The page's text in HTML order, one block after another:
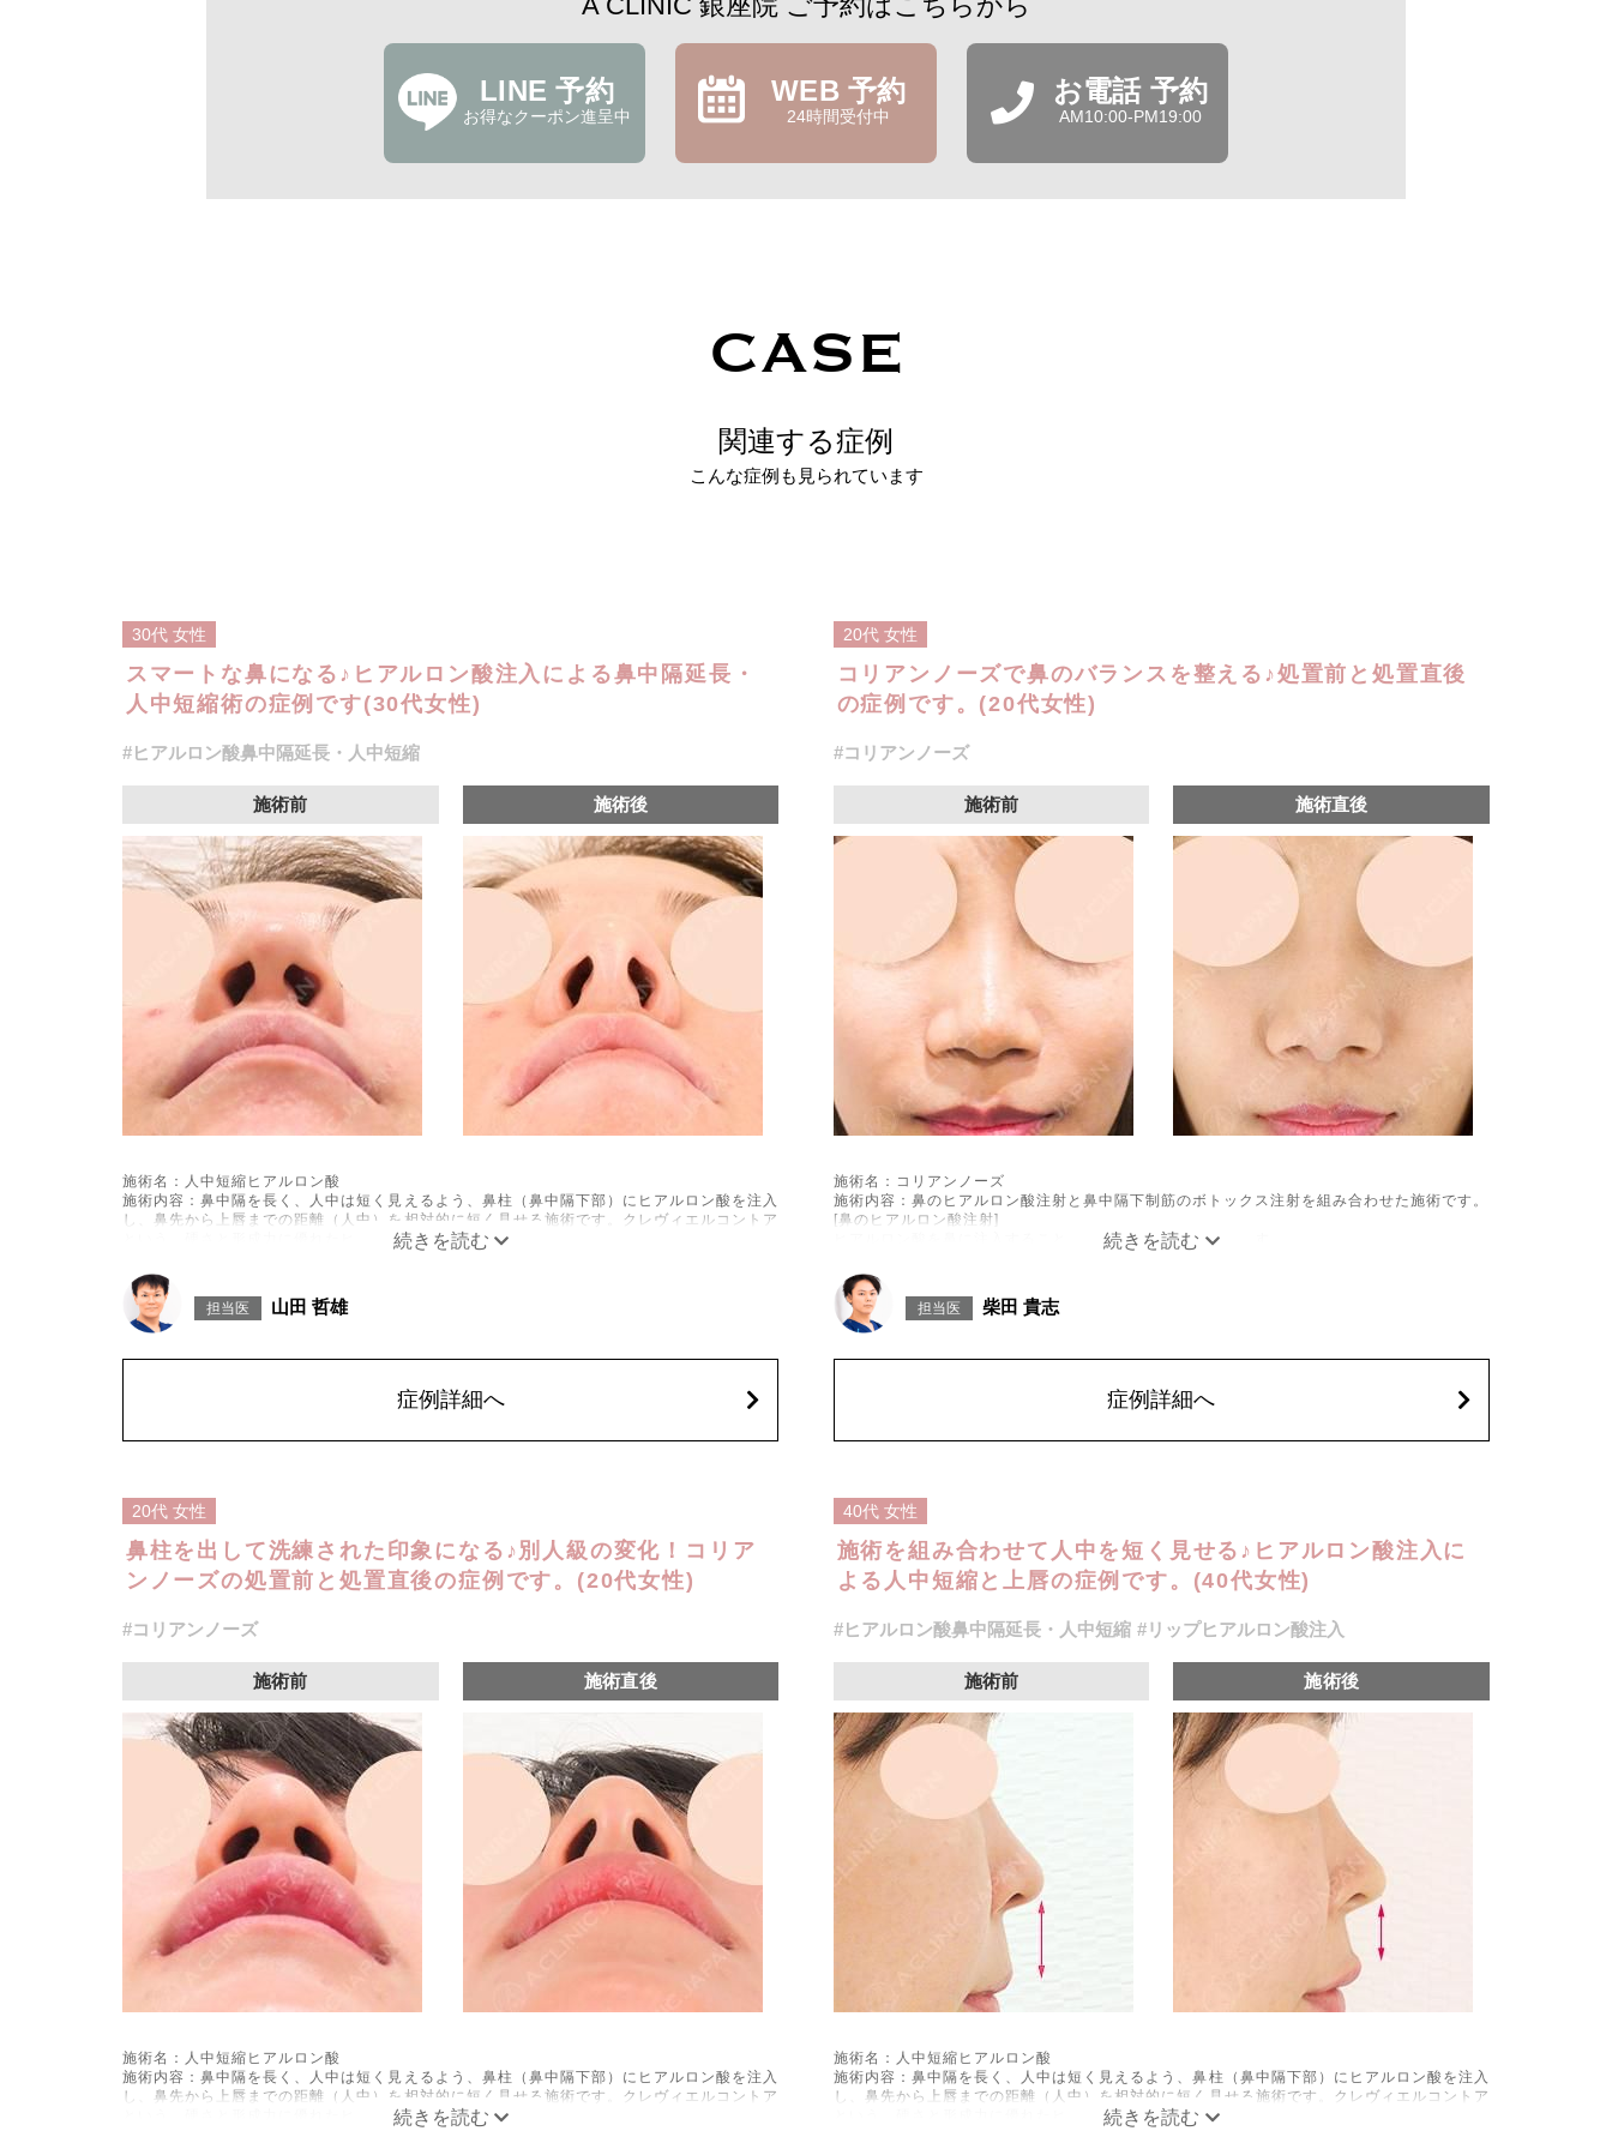
LINE 予約
お得なクーポン進呈中
WEB 予約
24時間受付中
お電話 予約
AM10:00-PM19:00
CASE
関連する症例
こんな症例も見られています
30代 女性
スマートな鼻になる♪ヒアルロン酸注入による鼻中隔延長・
人中短縮術の症例です(30代女性)
#ヒアルロン酸鼻中隔延長・人中短縮
施術前 施術後
施術名：人中短縮ヒアルロン酸
施術内容：鼻中隔を長く、人中は短く見えるよう、鼻柱（鼻中隔下部）にヒアルロン酸を注入
し、鼻先から上唇までの距離（人中）を相対的に短く見せる施術です。クレヴィエルコントア
という、硬さと形成力に優れたヒアルロン酸を用います。
リスク、副作用：施術後に、注入部位の腫れ、発赤（赤み）、内出血、圧痛、突っ張るような
違和感などが一時的に生じることがあります。また、ごく稀にアレルギー反応、細菌感染、血
管内誤注入による血流障害（血管閉塞）などの重篤な副作用が報告されています。施術後1〜
2週間は、注入部位を強くこする・圧迫するなどのマッサージや刺激は避けてください。
担当医 山田 哲雄
症例詳細へ
20代 女性
コリアンノーズで鼻のバランスを整える♪処置前と処置直後
の症例です。(20代女性)
#コリアンノーズ
施術前 施術直後
施術名：コリアンノーズ
施術内容：鼻のヒアルロン酸注射と鼻中隔下制筋のボトックス注射を組み合わせた施術です。
[鼻のヒアルロン酸注射]
ヒアルロン酸を鼻に注入することで、鼻の形を整える施術です。
ボツリヌス菌から抽出されるタンパク質を注入し鼻先を下に引っ張る鼻中隔下制筋の働きを抑
えることで、鼻先を上向きにする施術です。
施術時間：約15分程
リスク、副作用：腫れ、赤み、内出血、痛み、突っ張り感などが生じることがございます。ま
は3か月、女性は2か月避妊して頂くようお願いします。
担当医 柴田 貴志
症例詳細へ
20代 女性
鼻柱を出して洗練された印象になる♪別人級の変化！コリア
ンノーズの処置前と処置直後の症例です。(20代女性)
#コリアンノーズ
施術前 施術直後
施術名：人中短縮ヒアルロン酸
施術内容：鼻中隔を長く、人中は短く見えるよう、鼻柱（鼻中隔下部）にヒアルロン酸を注入
し、鼻先から上唇までの距離（人中）を相対的に短く見せる施術です。クレヴィエルコントア
という、硬さと形成力に優れたヒアルロン酸を用います。
40代 女性
施術を組み合わせて人中を短く見せる♪ヒアルロン酸注入に
よる人中短縮と上唇の症例です。(40代女性)
#ヒアルロン酸鼻中隔延長・人中短縮 #リップヒアルロン酸注入
施術前 施術後
施術名：人中短縮ヒアルロン酸
施術内容：鼻中隔を長く、人中は短く見えるよう、鼻柱（鼻中隔下部）にヒアルロン酸を注入
し、鼻先から上唇までの距離（人中）を相対的に短く見せる施術です。クレヴィエルコントア
という、硬さと形成力に優れたヒアルロン酸を用います。